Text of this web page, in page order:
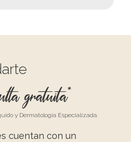
gratuita*
y Dermatología Especializada.
cuentan con un